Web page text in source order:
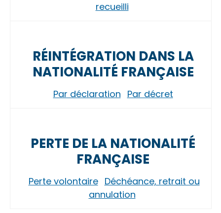
recueilli
RÉINTÉGRATION DANS LA
NATIONALITÉ FRANÇAISE
Par déclaration Par décret
PERTE DE LA NATIONALITÉ
FRANÇAISE
Perte volontaire Déchéance, retrait ou
annulation